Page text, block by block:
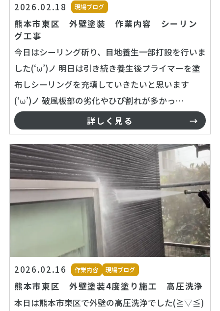
2026.02.18 現場ブログ
熊本市東区 外壁塗装 作業内容 シーリン
グ工事
今日はシーリング斫り、目地養生一部打設を行いま
した(‘ω’)ノ 明日は引き続き養生後プライマーを塗
布しシーリングを充填していきたいと思います
(‘ω’)ノ 破風板部の劣化やひび割れが多かっ…
詳しく見る
2026.02.16 作業内容 現場ブログ
熊本市東区 外壁塗装4度塗り施工 高圧洗浄
本日は熊本市東区で外壁の高圧洗浄でした(≧▽≦)